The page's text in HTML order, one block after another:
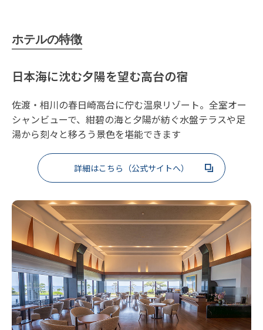
ホテルの特徴
日本海に沈む夕陽を望む高台の宿
佐渡・相川の春日崎高台に佇む温泉リゾート。全室オー
シャンビューで、紺碧の海と夕陽が紡ぐ水盤テラスや足
湯から刻々と移ろう景色を堪能できます
詳細はこちら（公式サイトへ）